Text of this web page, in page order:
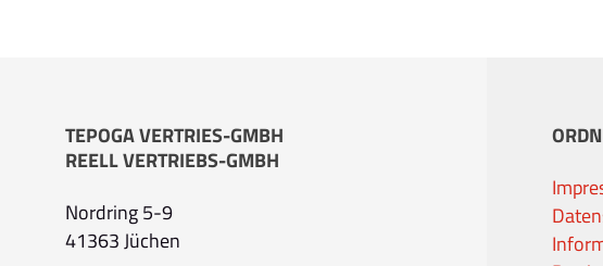
TEPOGA VERTRIES-GMBH
REELL VERTRIEBS-GMBH
Nordring 5-9
41363 Jüchen